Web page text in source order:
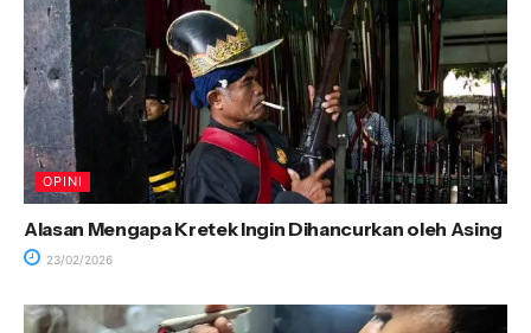
OPINI
Alasan Mengapa Kretek Ingin Dihancurkan oleh Asing
23/02/2026